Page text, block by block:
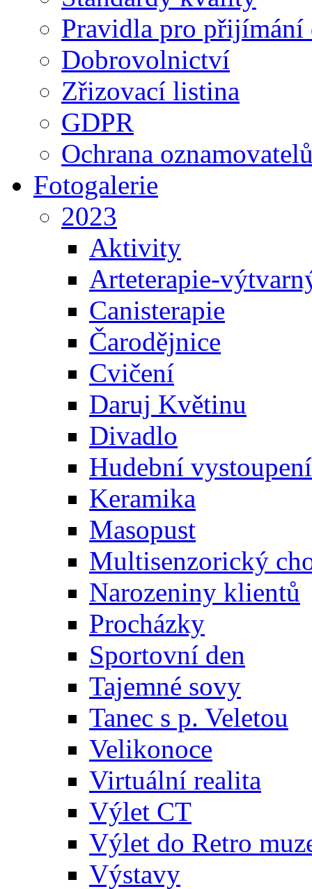
Pravidla pro přijímání
Dobrovolnictví
Zřizovací listina
GDPR
Ochrana
Fotogalerie
2023
Aktivity
Arteterapie-
Canisterapie
Čarodějnice
Cvičení
Daruj Květinu
Divadlo
Hudební vystoupení
Keramika
Masopust
Multisenzorický
Narozeniny klientů
Procházky
Sportovní den
Tajemné sovy
Tanec s p. Veletou
Velikonoce
Virtuální realita
Výlet CT
Výlet do Retro
Výstavy